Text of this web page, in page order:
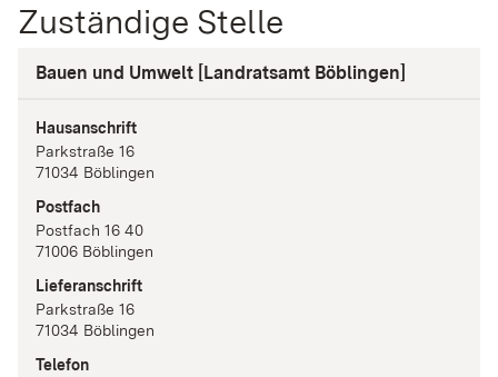
Zuständige Stelle
Bauen und Umwelt [Landratsamt Böblingen]
Hausanschrift
Parkstraße 16
71034 Böblingen
Postfach
Postfach 16 40
71006 Böblingen
Lieferanschrift
Parkstraße 16
71034 Böblingen
Telefon